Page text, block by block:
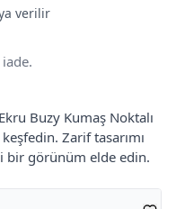
verilir
Buzy Kumaş Noktalı
Zarif tasarımı
bir görünüm elde edin.